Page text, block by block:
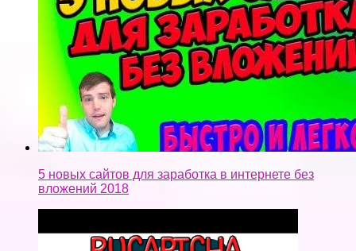
5 новых сайтов для заработка в интернете без
вложений 2018